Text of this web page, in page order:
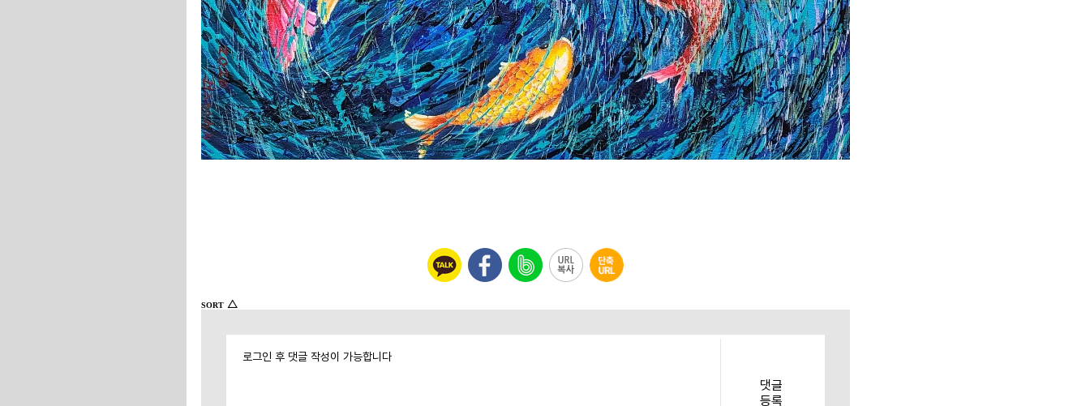
SORT △
로그인 후 댓글 작성이 가능합니다
댓글
등록